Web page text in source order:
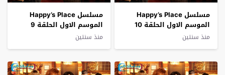
مسلسل Happy’s Place
الموسم الاول الحلقة 10
فاصل اعلاني
منذ سنتين
مسلسل Happy’s Place
الموسم الاول الحلقة 9
فاصل اعلاني
منذ سنتين